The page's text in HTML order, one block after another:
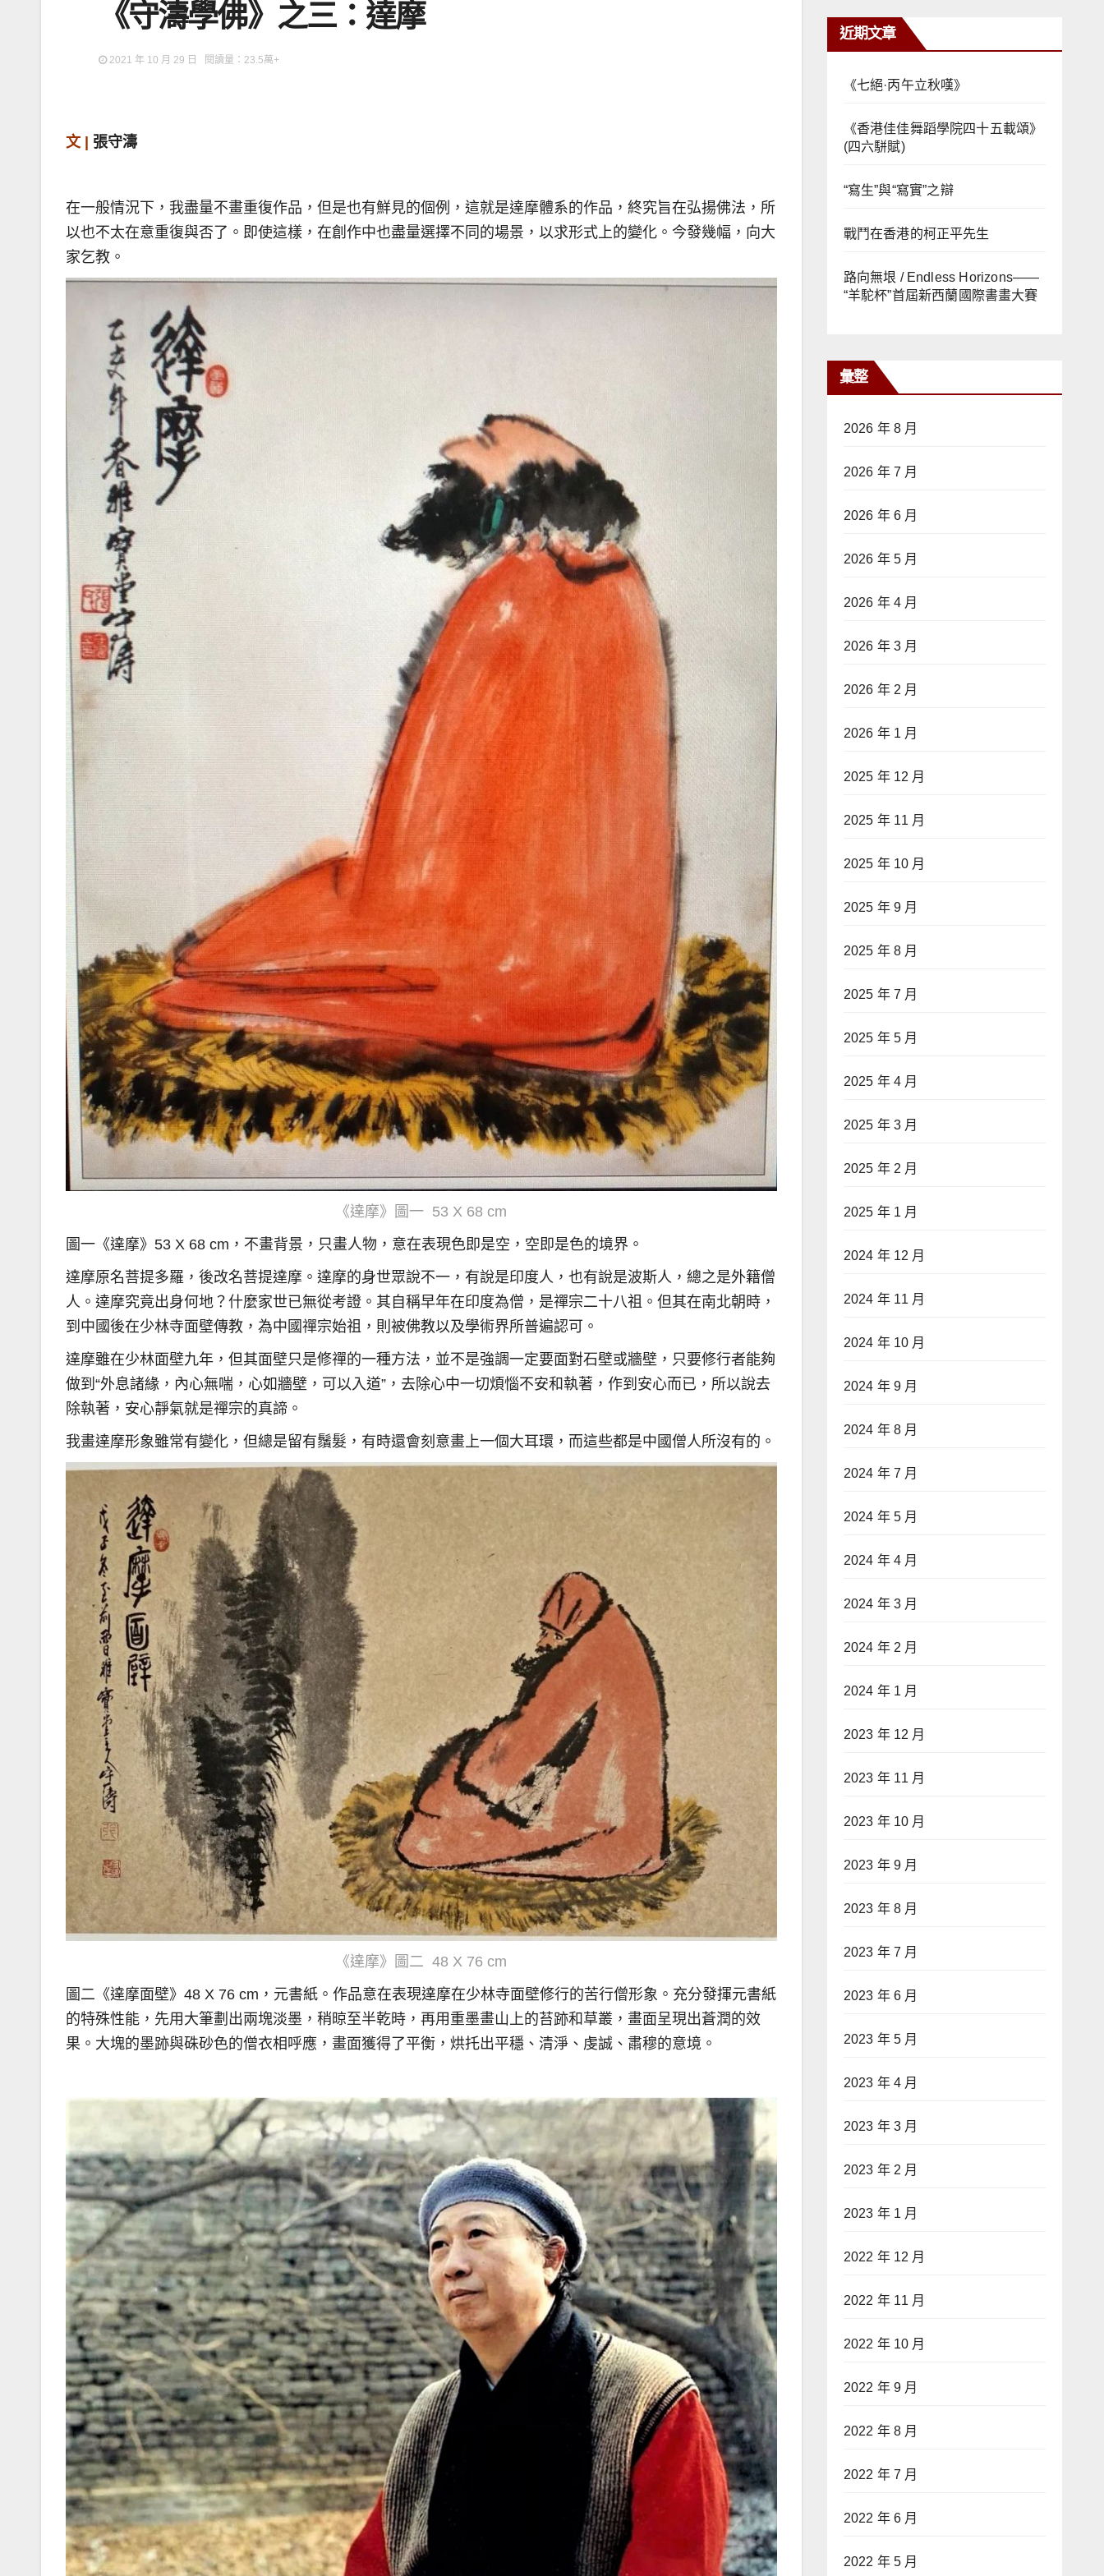
《守濤學佛》之三：達摩
2021 年 10 月 29 日 閱讀量：23.5萬+
文 | 張守濤
在一般情況下，我盡量不畫重復作品，但是也有鮮見的個例，這就是達摩體系的作品，終究旨在弘揚佛法，所
以也不太在意重復與否了。即使這樣，在創作中也盡量選擇不同的場景，以求形式上的變化。今發幾幅，向大
家乞教。
《達摩》 圖一 53 X 68 cm
圖一《達摩》53 X 68 cm，不畫背景，只畫人物，意在表現色即是空，空即是色的境界。
達摩原名菩提多羅，後改名菩提達摩。達摩的身世眾說不一，有說是印度人，也有說是波斯人，總之是外籍僧
人。達摩究竟出身何地？什麼家世已無從考證。其自稱早年在印度為僧，是禪宗二十八祖。但其在南北朝時，
到中國後在少林寺面壁傳教，為中國禪宗始祖，則被佛教以及學術界所普遍認可。
達摩雖在少林面壁九年，但其面壁只是修禪的一種方法，並不是強調一定要面對石壁或牆壁，只要修行者能夠
做到“外息諸緣，內心無喘，心如牆壁，可以入道”，去除心中一切煩惱不安和執著，作到安心而已，所以說去
除執著，安心靜氣就是禪宗的真諦。
我畫達摩形象雖常有變化，但總是留有鬚髮，有時還會刻意畫上一個大耳環，而這些都是中國僧人所沒有的。
《達摩》 圖二 48 X 76 cm
圖二《達摩面壁》48 X 76 cm，元書紙。作品意在表現達摩在少林寺面壁修行的苦行僧形象。充分發揮元書紙
的特殊性能，先用大筆劃出兩塊淡墨，稍晾至半乾時，再用重墨畫山上的苔跡和草叢，畫面呈現出蒼潤的效
果。大塊的墨跡與硃砂色的僧衣相呼應，畫面獲得了平衡，烘托出平穩、清淨、虔誠、肅穆的意境。
近期文章
《七絕·丙午立秋嘆》
《香港佳佳舞蹈學院四十五載頌》
(四六駢賦)
“寫生”與“寫實”之辯
戰鬥在香港的柯正平先生
路向無垠 / Endless Horizons——
“羊駝杯”首屆新西蘭國際書畫大賽
彙整
2026 年 8 月
2026 年 7 月
2026 年 6 月
2026 年 5 月
2026 年 4 月
2026 年 3 月
2026 年 2 月
2026 年 1 月
2025 年 12 月
2025 年 11 月
2025 年 10 月
2025 年 9 月
2025 年 8 月
2025 年 7 月
2025 年 5 月
2025 年 4 月
2025 年 3 月
2025 年 2 月
2025 年 1 月
2024 年 12 月
2024 年 11 月
2024 年 10 月
2024 年 9 月
2024 年 8 月
2024 年 7 月
2024 年 5 月
2024 年 4 月
2024 年 3 月
2024 年 2 月
2024 年 1 月
2023 年 12 月
2023 年 11 月
2023 年 10 月
2023 年 9 月
2023 年 8 月
2023 年 7 月
2023 年 6 月
2023 年 5 月
2023 年 4 月
2023 年 3 月
2023 年 2 月
2023 年 1 月
2022 年 12 月
2022 年 11 月
2022 年 10 月
2022 年 9 月
2022 年 8 月
2022 年 7 月
2022 年 6 月
2022 年 5 月